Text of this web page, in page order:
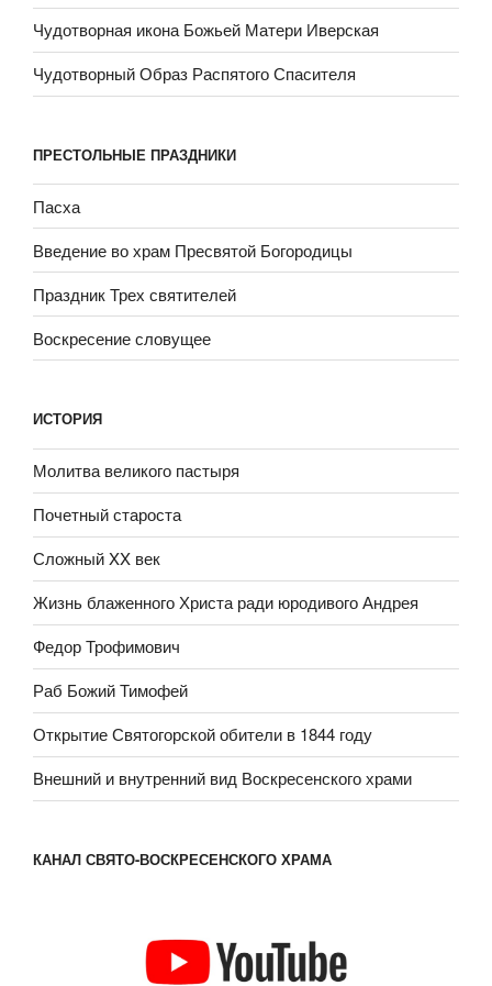
Чудотворная икона Божьей Матери Иверская
Чудотворный Образ Распятого Спасителя
ПРЕСТОЛЬНЫЕ ПРАЗДНИКИ
Пасха
Введение во храм Пресвятой Богородицы
Праздник Трех святителей
Воскресение словущее
ИСТОРИЯ
Молитва великого пастыря
Почетный староста
Сложный XX век
Жизнь блаженного Христа ради юродивого Андрея
Федор Трофимович
Раб Божий Тимофей
Открытие Святогорской обители в 1844 году
Внешний и внутренний вид Воскресенского храми
КАНАЛ СВЯТО-ВОСКРЕСЕНСКОГО ХРАМА